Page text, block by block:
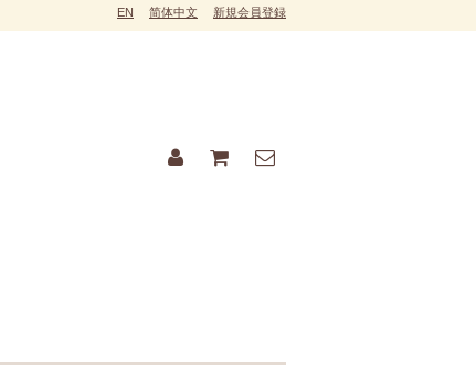
EN 简体中文 新規会員登録